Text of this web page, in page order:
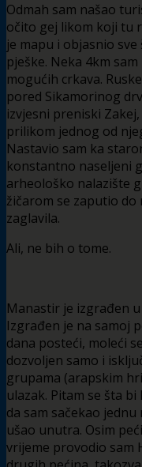
Odmah sam našao
očito gej likom koji tu
je mapu i objasnio
pješke. Neka 4km
mogućih crkava.
pored Sikamorinog
izvjesni preniski
prilikom jednog od
Nastavio sam ka
konstantno naseljeni
arheološko nalazište
žičarom se zaputio do
zaglavila.
Ali, ne bih o tome.
Manastir je izgrađen
Izgrađen je na samoj
dana posteći, moleći
dozvoljen samo i
grupama (arapskim
ulazak. Pitam se šta
da sam sačekao
ušao unutra. Osim
vrijeme provodio sam